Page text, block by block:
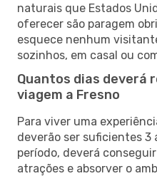
naturais que Estados
oferecer são paragem
esquece nenhum
sozinhos, em casal ou
Quantos dias deverá
viagem a Fresno
Para viver uma
deverão ser suficientes 3
período, deverá
atrações e absorver o